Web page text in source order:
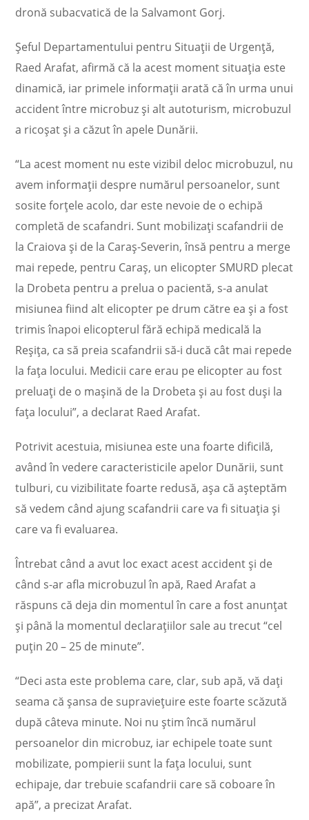
dronă subacvatică de la Salvamont Gorj.
Şeful Departamentului pentru Situaţii de Urgenţă,
Raed Arafat, afirmă că la acest moment situaţia este
dinamică, iar primele informaţii arată că în urma unui
accident între microbuz şi alt autoturism, microbuzul
a ricoşat şi a căzut în apele Dunării.
“La acest moment nu este vizibil deloc microbuzul, nu
avem informaţii despre numărul persoanelor, sunt
sosite forţele acolo, dar este nevoie de o echipă
completă de scafandri. Sunt mobilizaţi scafandrii de
la Craiova şi de la Caraş-Severin, însă pentru a merge
mai repede, pentru Caraş, un elicopter SMURD plecat
la Drobeta pentru a prelua o pacientă, s-a anulat
misiunea fiind alt elicopter pe drum către ea şi a fost
trimis înapoi elicopterul fără echipă medicală la
Reşiţa, ca să preia scafandrii să-i ducă cât mai repede
la faţa locului. Medicii care erau pe elicopter au fost
preluaţi de o maşină de la Drobeta şi au fost duşi la
faţa locului”, a declarat Raed Arafat.
Potrivit acestuia, misiunea este una foarte dificilă,
având în vedere caracteristicile apelor Dunării, sunt
tulburi, cu vizibilitate foarte redusă, aşa că aşteptăm
să vedem când ajung scafandrii care va fi situaţia şi
care va fi evaluarea.
Întrebat când a avut loc exact acest accident şi de
când s-ar afla microbuzul în apă, Raed Arafat a
răspuns că deja din momentul în care a fost anunţat
şi până la momentul declaraţiilor sale au trecut “cel
puţin 20 – 25 de minute”.
“Deci asta este problema care, clar, sub apă, vă daţi
seama că şansa de supravieţuire este foarte scăzută
după câteva minute. Noi nu ştim încă numărul
persoanelor din microbuz, iar echipele toate sunt
mobilizate, pompierii sunt la faţa locului, sunt
echipaje, dar trebuie scafandrii care să coboare în
apă”, a precizat Arafat.